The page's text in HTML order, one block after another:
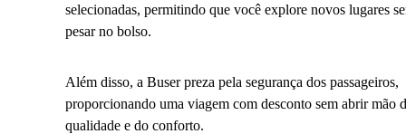
selecionadas, permitindo que você explore novos lugares
pesar no bolso.
Além disso, a Buser preza pela segurança dos passageiros,
proporcionando uma viagem com desconto sem abrir mão
qualidade e do conforto.